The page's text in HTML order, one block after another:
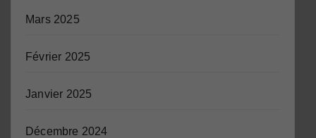
Mars 2025
Février 2025
Janvier 2025
Décembre 2024